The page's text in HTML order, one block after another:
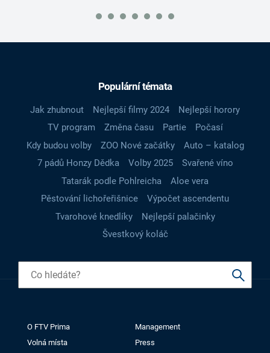
Populární témata
Jak zhubnout Nejlepší filmy 2024
Nejlepší horory
TV program
Změna času Partie
Počasí
Kdy budou volby
ZOO Nové začátky
Auto – katalog
7 pádů Honzy Dědka
Volby 2025
Svařené víno
Tatarák podle Pohlreicha
Aloe vera
Pěstování lichořeřišnice
Výpočet ascendentu
Tvarohové knedlíky
Nejlepší palačinky
Švestkový koláč
O FTV Prima
Management
Volná místa
Press